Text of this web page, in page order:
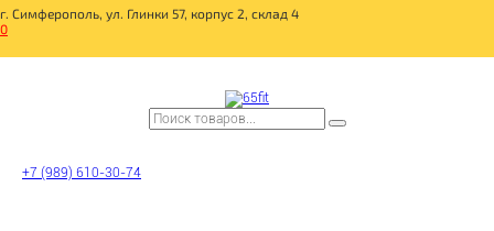
г. Симферополь, ул. Глинки 57, корпус 2, склад 4
0
+7 (989) 610-30-74